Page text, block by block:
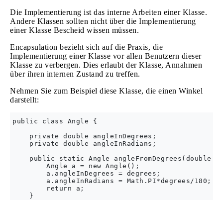
Die Implementierung ist das interne Arbeiten einer Klasse.
Andere Klassen sollten nicht über die Implementierung
einer Klasse Bescheid wissen müssen.
Encapsulation bezieht sich auf die Praxis, die
Implementierung einer Klasse vor allen Benutzern dieser
Klasse zu verbergen. Dies erlaubt der Klasse, Annahmen
über ihren internen Zustand zu treffen.
Nehmen Sie zum Beispiel diese Klasse, die einen Winkel
darstellt:
public class Angle {
    private double angleInDegrees;
    private double angleInRadians;
public static Angle angleFromDegrees(double
        Angle a = new Angle();
        a.angleInDegrees = degrees;
        a.angleInRadians = Math.PI*degrees/180;
        return a;
    }